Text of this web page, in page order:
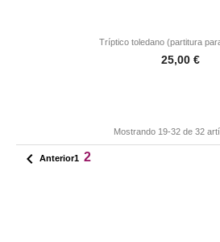
Tríptico toledano (partitura
Precio
25,00 €
Mostrando 19-32 de 32
 Anterior12